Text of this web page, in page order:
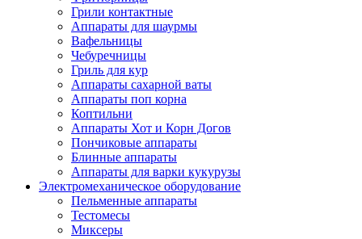
Грили контактные
Аппараты для шаурмы
Вафельницы
Чебуречницы
Гриль для кур
Аппараты сахарной ваты
Аппараты поп корна
Коптильни
Аппараты Хот и Корн Догов
Пончиковые аппараты
Блинные аппараты
Аппараты для варки кукурузы
Электромеханическое оборудование
Пельменные аппараты
Тестомесы
Миксеры